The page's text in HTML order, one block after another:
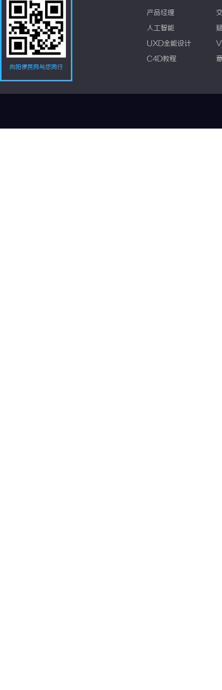
向阳便民网与您同行
产品经理
人工智能
UXD全能设计
C4D教程